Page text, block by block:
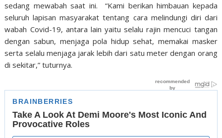
sedang mewabah saat ini. “Kami berikan himbauan kepada
seluruh lapisan masyarakat tentang cara melindungi diri dari
wabah Covid-19, antara lain yaitu selalu rajin mencuci tangan
dengan sabun, menjaga pola hidup sehat, memakai masker
serta selalu menjaga jarak lebih dari satu meter dengan orang
di sekitar,” tuturnya.